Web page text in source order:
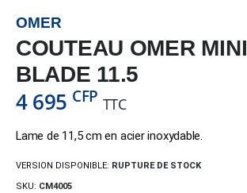
OMER
COUTEAU OMER MINI
BLADE 11.5
4 695 CFP TTC
Lame de 11,5 cm en acier inoxydable.
VERSION DISPONIBLE: RUPTURE DE STOCK
SKU: CM4005